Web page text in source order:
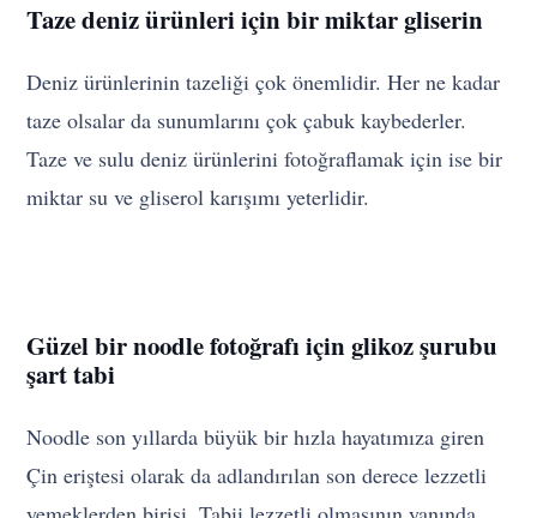
Taze deniz ürünleri için bir miktar gliserin
Deniz ürünlerinin tazeliği çok önemlidir. Her ne kadar
taze olsalar da sunumlarını çok çabuk kaybederler.
Taze ve sulu deniz ürünlerini fotoğraflamak için ise bir
miktar su ve gliserol karışımı yeterlidir.
Güzel bir noodle fotoğrafı için glikoz şurubu
şart tabi
Noodle son yıllarda büyük bir hızla hayatımıza giren
Çin eriştesi olarak da adlandırılan son derece lezzetli